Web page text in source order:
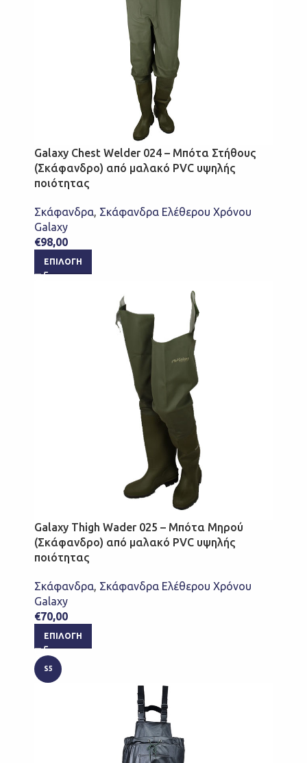
Galaxy Chest Welder 024 – Μπότα Στήθους
(Σκάφανδρο) από μαλακό PVC υψηλής
ποιότητας
Σκάφανδρα, Σκάφανδρα Ελέθερου Χρόνου
Galaxy
€98,00
ΕΠΙΛΟΓΉ
Galaxy Thigh Wader 025 – Μπότα Μηρού
(Σκάφανδρο) από μαλακό PVC υψηλής
ποιότητας
Σκάφανδρα, Σκάφανδρα Ελέθερου Χρόνου
Galaxy
€70,00
ΕΠΙΛΟΓΉ
S5